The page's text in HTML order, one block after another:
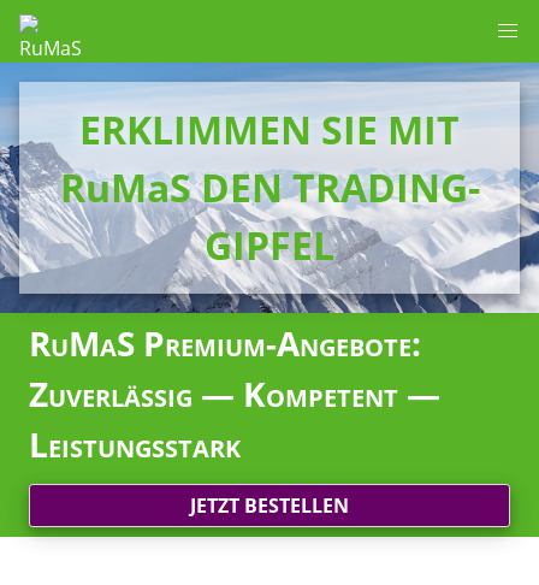
ERKLIMMEN SIE MIT
RuMaS DEN TRADING-
GIPFEL
RuMaS Premium-Angebote:
Zuverlässig — Kompetent —
Leistungsstark
JETZT BESTELLEN